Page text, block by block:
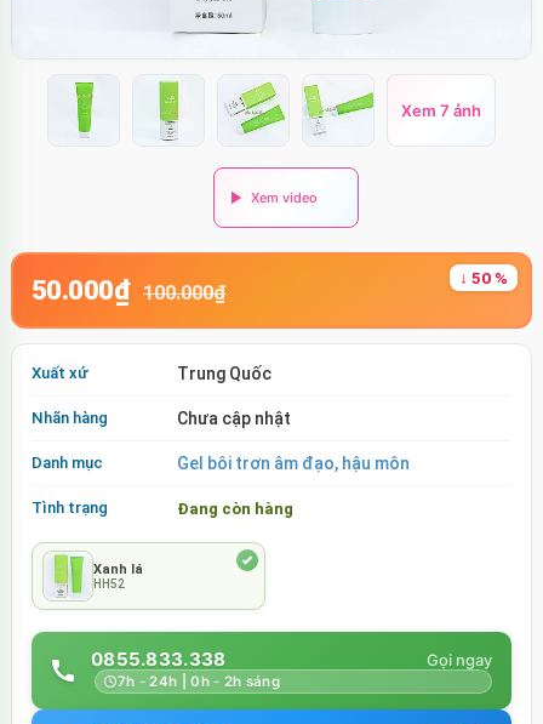
Xem 7 ảnh
50.000₫ 100.000₫
↓ 50 %
Xuất xứ Trung Quốc
Nhãn hàng Chưa cập nhật
Danh mục Gel bôi trơn âm đạo, hậu môn
Tình trạng Đang còn hàng
Xanh lá
HH52
0855.833.338
7h - 24h | 0h - 2h sáng